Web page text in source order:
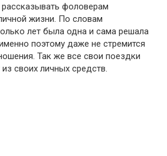
фоловерам
жизни. По словам
лет была одна и сама решала
поэтому даже не стремится
Так же все свои поездки
своих личных средств.